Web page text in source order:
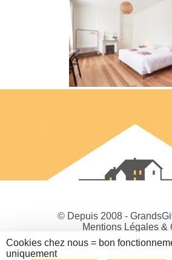
© Depuis 2008 -
Mentions Légales &
Politique de
Gestion des
Cookies chez nous = bon
uniquement